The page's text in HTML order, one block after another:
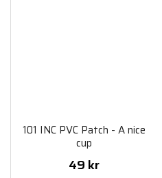
101 INC PVC Patch - A nice
cup
49 kr